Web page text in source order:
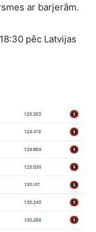
ar barjerām.
pēc Latvijas